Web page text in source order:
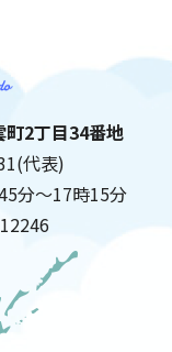
町2丁目34番地
代表)
分～17時15分